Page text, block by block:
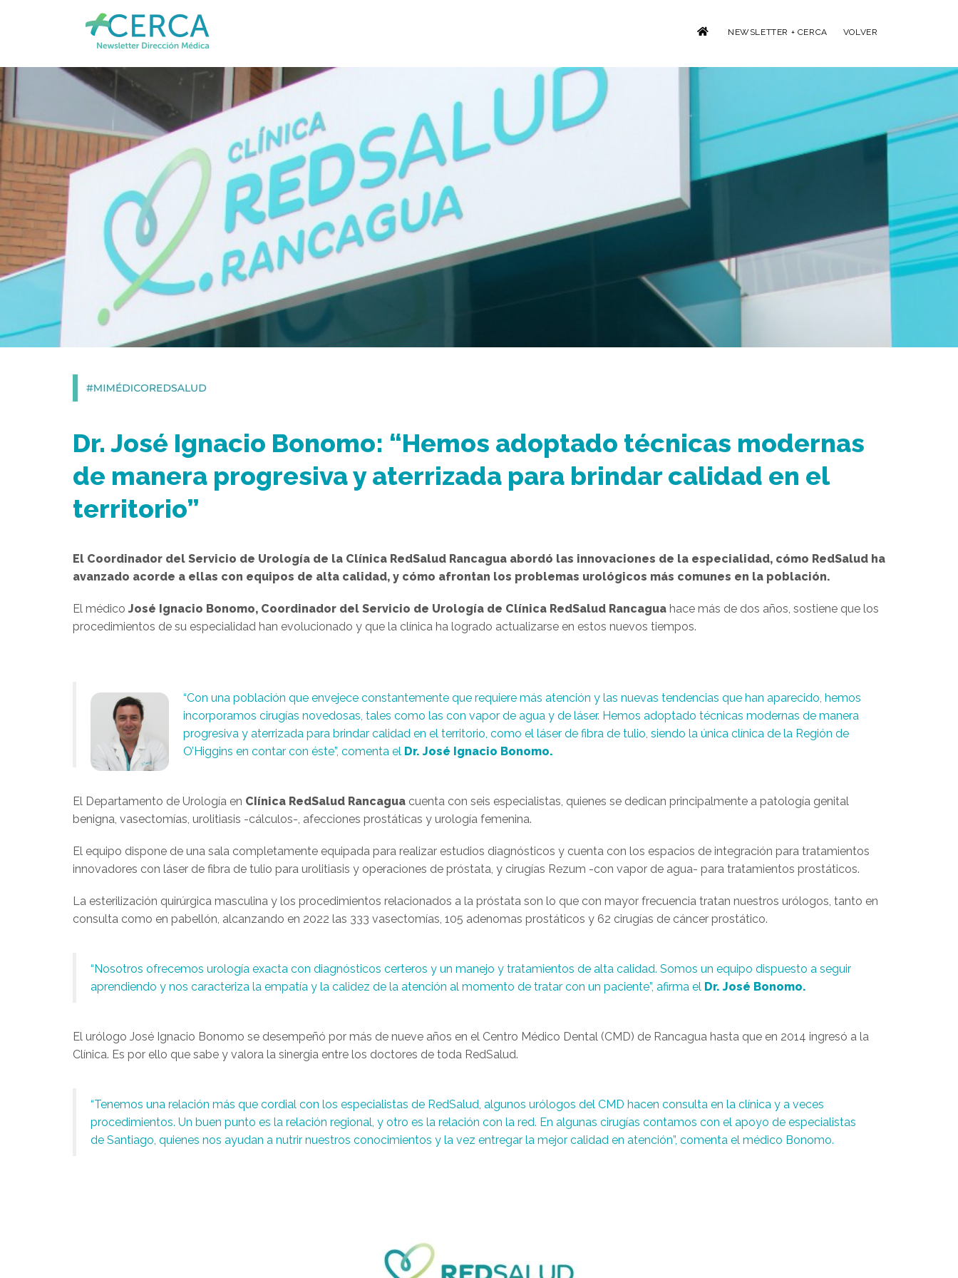
NEWSLETTER + CERCA VOLVER
Dr. José Ignacio Bonomo: “Hemos adoptado técnicas modernas
de manera progresiva y aterrizada para brindar calidad en el
territorio”
El Coordinador del Servicio de Urología de la Clínica RedSalud Rancagua abordó las innovaciones de la especialidad, cómo RedSalud ha
avanzado acorde a ellas con equipos de alta calidad, y cómo afrontan los problemas urológicos más comunes en la población.
El médico José Ignacio Bonomo, Coordinador del Servicio de Urología de Clínica RedSalud Rancagua hace más de dos años, sostiene que los
procedimientos de su especialidad han evolucionado y que la clínica ha logrado actualizarse en estos nuevos tiempos.
“Con una población que envejece constantemente que requiere más atención y las nuevas tendencias que han aparecido, hemos
incorporamos cirugías novedosas, tales como las con vapor de agua y de láser. Hemos adoptado técnicas modernas de manera
progresiva y aterrizada para brindar calidad en el territorio, como el láser de fibra de tulio, siendo la única clínica de la Región de
O’Higgins en contar con éste”, comenta el Dr. José Ignacio Bonomo.
El Departamento de Urología en CIínica RedSalud Rancagua cuenta con seis especialistas, quienes se dedican principalmente a patología genital
benigna, vasectomías, urolitiasis -cálculos-, afecciones prostáticas y urología femenina.
El equipo dispone de una sala completamente equipada para realizar estudios diagnósticos y cuenta con los espacios de integración para tratamientos
innovadores con láser de fibra de tulio para urolitiasis y operaciones de próstata, y cirugías Rezum -con vapor de agua- para tratamientos prostáticos.
La esterilización quirúrgica masculina y los procedimientos relacionados a la próstata son lo que con mayor frecuencia tratan nuestros urólogos, tanto en
consulta como en pabellón, alcanzando en 2022 las 333 vasectomías, 105 adenomas prostáticos y 62 cirugías de cáncer prostático.
“Nosotros ofrecemos urología exacta con diagnósticos certeros y un manejo y tratamientos de alta calidad. Somos un equipo dispuesto a seguir
aprendiendo y nos caracteriza la empatía y la calidez de la atención al momento de tratar con un paciente”, afirma el Dr. José Bonomo.
El urólogo José Ignacio Bonomo se desempeñó por más de nueve años en el Centro Médico Dental (CMD) de Rancagua hasta que en 2014 ingresó a la
Clínica. Es por ello que sabe y valora la sinergia entre los doctores de toda RedSalud.
“Tenemos una relación más que cordial con los especialistas de RedSalud, algunos urólogos del CMD hacen consulta en la clínica y a veces
procedimientos. Un buen punto es la relación regional, y otro es la relación con la red. En algunas cirugías contamos con el apoyo de especialistas
de Santiago, quienes nos ayudan a nutrir nuestros conocimientos y la vez entregar la mejor calidad en atención”, comenta el médico Bonomo.